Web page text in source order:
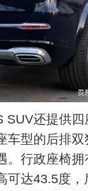
还提供四
车型的后排
。行政座椅
可达43.5度，